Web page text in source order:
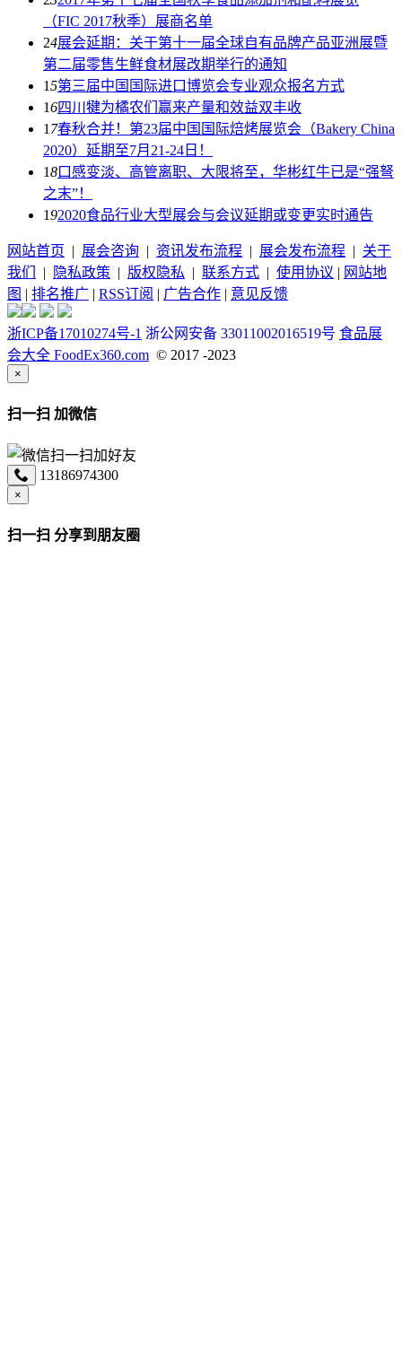
（FIC 2017秋季）展商名单
24展会延期：关于第十一届全球自有品牌产品亚洲展暨
第二届零售生鲜食材展改期举行的通知
15第三届中国国际进口博览会专业观众报名方式
16四川犍为橘农们赢来产量和效益双丰收
1 7春秋合并！第23届中国国际焙烤展览会（Bakery China
2020）延期至7月21-24日！
18口感变淡、高管离职、大限将至，华彬红牛已是“强弩
之末”！
192020食品行业大型展会与会议延期或变更实时通告
网站首页 | 展会咨询 | 资讯发布流程 | 展会发布流程 | 关于
我们
| 隐私政策 | 版权隐私 | 联系方式 | 使用协议 | 网站地
图 | 排名推广 | RSS订阅 | 广告合作 | 意见反馈
浙ICP备17010274号-1 浙公网安备 33011002016519号 食品展
会大全 FoodEx360.com © 2017 -2023
×
扫一扫 加微信
13186974300
×
扫一扫 分享到朋友圈